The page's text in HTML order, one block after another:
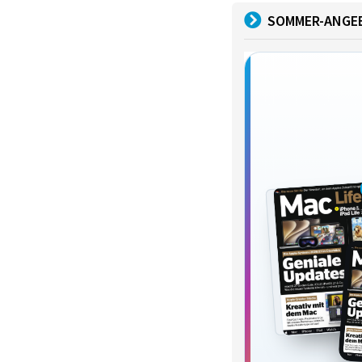
SOMMER-